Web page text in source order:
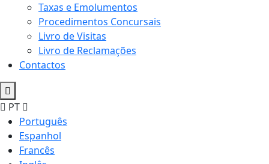
Taxas e Emolumentos
Procedimentos Concursais
Livro de Visitas
Livro de Reclamações
Contactos
PT
Português
Espanhol
Francês